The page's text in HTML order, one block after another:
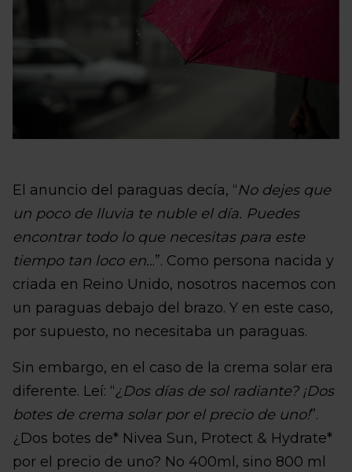
El anuncio del paraguas decía, “No dejes que
un poco de lluvia te nuble el día. Puedes
encontrar todo lo que necesitas para este
tiempo tan loco en...”. Como persona nacida y
criada en Reino Unido, nosotros nacemos con
un paraguas debajo del brazo. Y en este caso,
por supuesto, no necesitaba un paraguas.
Sin embargo, en el caso de la crema solar era
diferente. Leí: “¿Dos días de sol radiante? ¡Dos
botes de crema solar por el precio de uno!”.
¿Dos botes de* Nivea Sun, Protect & Hydrate*
por el precio de uno? No 400ml, sino 800 ml